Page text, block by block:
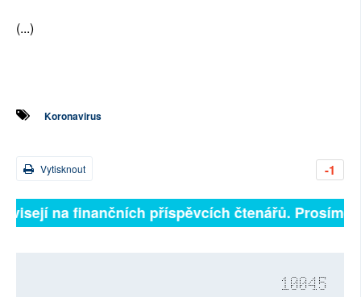
(...)
Koronavirus
-1
Vytisknout
na finančních příspěvcích čtenářů. Prosíme,
10045